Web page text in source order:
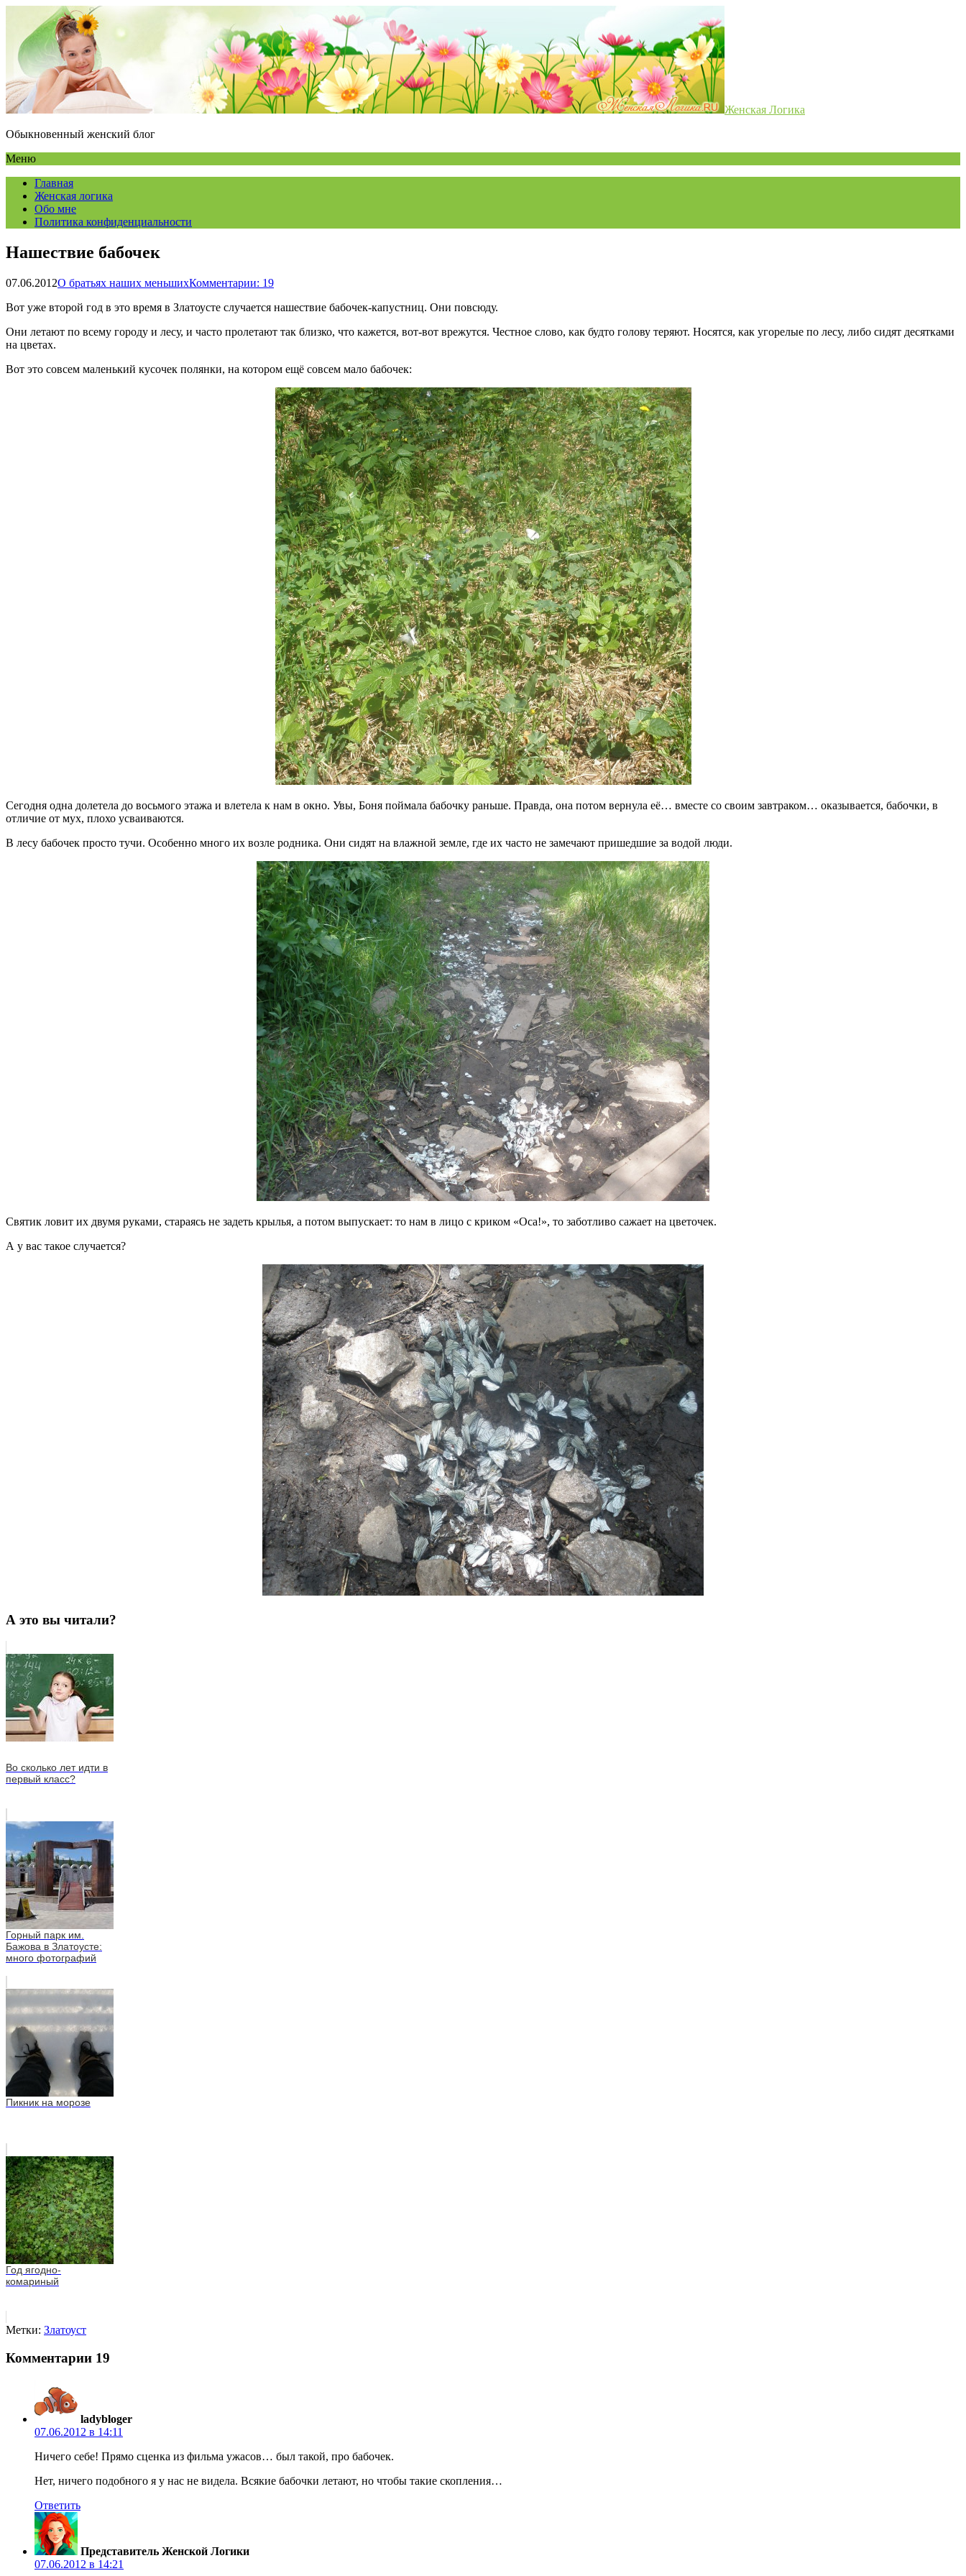
Женская Логика
Обыкновенный женский блог
Меню
Главная
Женская логика
Обо мне
Политика конфиденциальности
Нашествие бабочек
07.06.2012О братьях наших меньшихКомментарии: 19
Вот уже второй год в это время в Златоусте случается нашествие бабочек-капустниц. Они повсюду.
Они летают по всему городу и лесу, и часто пролетают так близко, что кажется, вот-вот врежутся. Честное слово, как будто голову теряют. Носятся, как угорелые по лесу, либо сидят десятками
на цветах.
Вот это совсем маленький кусочек полянки, на котором ещё совсем мало бабочек:
Сегодня одна долетела до восьмого этажа и влетела к нам в окно. Увы, Боня поймала бабочку раньше. Правда, она потом вернула её… вместе со своим завтраком… оказывается, бабочки, в
отличие от мух, плохо усваиваются.
В лесу бабочек просто тучи. Особенно много их возле родника. Они сидят на влажной земле, где их часто не замечают пришедшие за водой люди.
Святик ловит их двумя руками, стараясь не задеть крылья, а потом выпускает: то нам в лицо с криком «Оса!», то заботливо сажает на цветочек.
А у вас такое случается?
А это вы читали?
Во сколько лет идти в
первый класс?
Горный парк им.
Бажова в Златоусте:
много фотографий
Пикник на морозе
Год ягодно-
комариный
Метки: Златоуст
Комментарии 19
ladybloger
07.06.2012 в 14:11
Ничего себе! Прямо сценка из фильма ужасов… был такой, про бабочек.
Нет, ничего подобного я у нас не видела. Всякие бабочки летают, но чтобы такие скопления…
Ответить
Представитель Женской Логики
07.06.2012 в 14:21